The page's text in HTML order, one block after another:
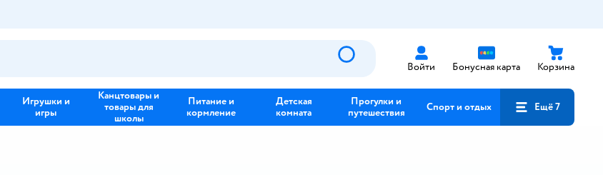
Войти Бонусная карта Корзина
Игрушки и
игры
Канцтовары и
товары для
школы
Питание и
кормление
Детская
комната
Прогулки и
путешествия
Спорт и отдых Ещё 7